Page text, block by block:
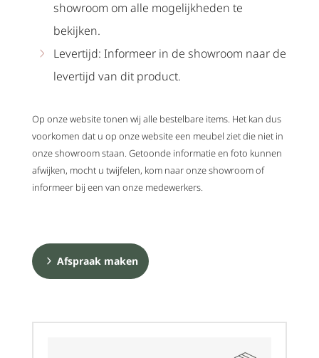
showroom om alle mogelijkheden te
bekijken.
Levertijd: Informeer in de showroom naar de
levertijd van dit product.
Op onze website tonen wij alle bestelbare items. Het kan dus
voorkomen dat u op onze website een meubel ziet die niet in
onze showroom staan. Getoonde informatie en foto kunnen
afwijken, mocht u twijfelen, kom naar onze showroom of
informeer bij een van onze medewerkers.
Afspraak maken